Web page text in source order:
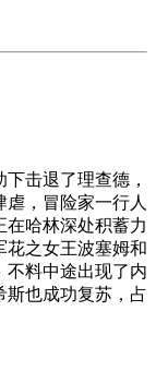
击退了理查德，
，冒险家一行人
在哈林深处积蓄力
花之女王波塞姆和
不料中途出现了内
斯也成功复苏，占